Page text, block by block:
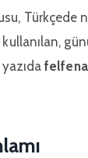
Türkçede
yazıdafelfena